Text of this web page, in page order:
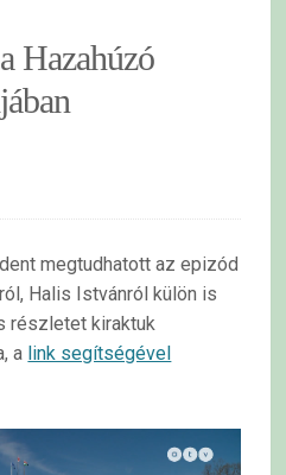
Hazahúzó
megtudhatott az epizód
Halis Istvánról külön is
részletet kiraktuk
a link segítségével